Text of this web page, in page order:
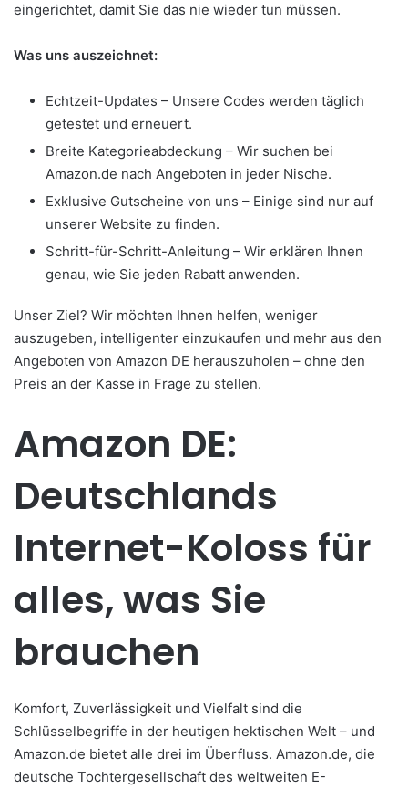
eingerichtet, damit Sie das nie wieder tun müssen.
Was uns auszeichnet:
Echtzeit-Updates – Unsere Codes werden täglich
getestet und erneuert.
Breite Kategorieabdeckung – Wir suchen bei
Amazon.de nach Angeboten in jeder Nische.
Exklusive Gutscheine von uns – Einige sind nur auf
unserer Website zu finden.
Schritt-für-Schritt-Anleitung – Wir erklären Ihnen
genau, wie Sie jeden Rabatt anwenden.
Unser Ziel? Wir möchten Ihnen helfen, weniger
auszugeben, intelligenter einzukaufen und mehr aus den
Angeboten von Amazon DE herauszuholen – ohne den
Preis an der Kasse in Frage zu stellen.
Amazon DE:
Deutschlands
Internet-Koloss für
alles, was Sie
brauchen
Komfort, Zuverlässigkeit und Vielfalt sind die
Schlüsselbegriffe in der heutigen hektischen Welt – und
Amazon.de bietet alle drei im Überfluss. Amazon.de, die
deutsche Tochtergesellschaft des weltweiten E-